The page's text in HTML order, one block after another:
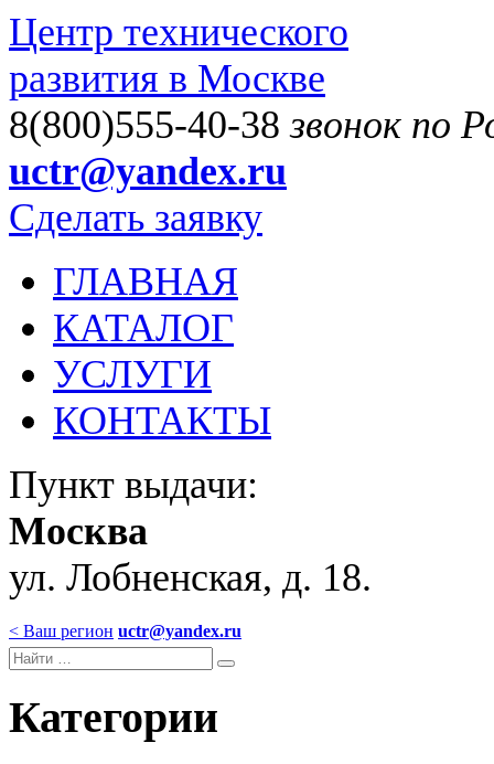
Центр технического
развития в Москве
8(800)555-40-38звонок по
uctr@yandex.ru
Сделать заявку
ГЛАВНАЯ
КАТАЛОГ
УСЛУГИ
КОНТАКТЫ
Пункт выдачи:
Москва
ул. Лобненская, д. 18.
< Ваш регион uctr@yandex.ru
Категории